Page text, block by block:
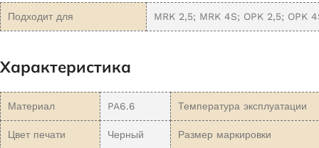
Подходит для MRK 2,5; MRK 4S; OPK 2,5; OPK
Характеристика
Материал PA6.6 Температура эксплуатации
Цвет печати Черный Размер маркировки